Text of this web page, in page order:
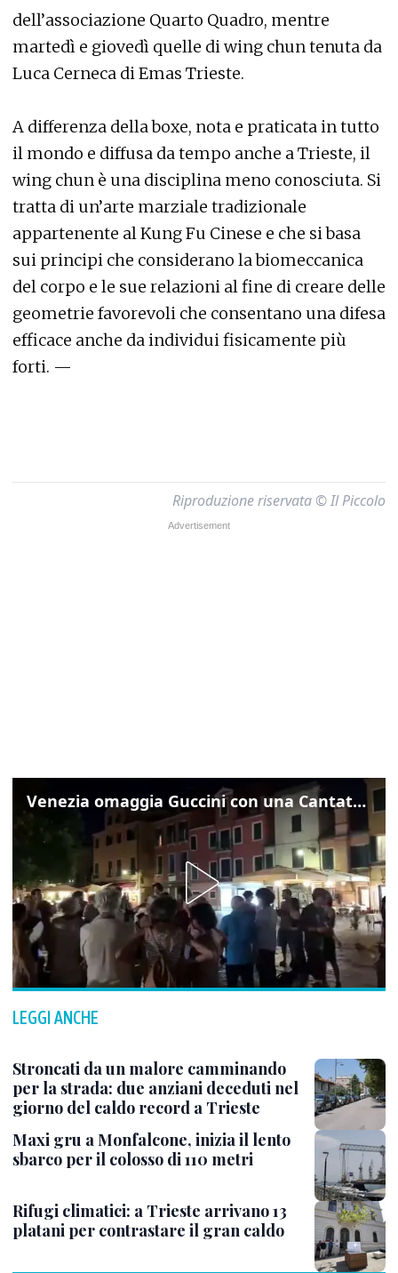
dell’associazione Quarto Quadro, mentre
martedì e giovedì quelle di wing chun tenuta da
Luca Cerneca di Emas Trieste.
A differenza della boxe, nota e praticata in tutto
il mondo e diffusa da tempo anche a Trieste, il
wing chun è una disciplina meno conosciuta. Si
tratta di un’arte marziale tradizionale
appartenente al Kung Fu Cinese e che si basa
sui principi che considerano la biomeccanica
del corpo e le sue relazioni al fine di creare delle
geometrie favorevoli che consentano una difesa
efficace anche da individui fisicamente più
forti. —
Riproduzione riservata © Il Piccolo
Venezia omaggia Guccini con una Cantata Anarchica in campo Santa Margherita
LEGGI ANCHE
Stroncati da un malore camminando
per la strada: due anziani deceduti nel
giorno del caldo record a Trieste
Maxi gru a Monfalcone, inizia il lento
sbarco per il colosso di 110 metri
Rifugi climatici: a Trieste arrivano 13
platani per contrastare il gran caldo